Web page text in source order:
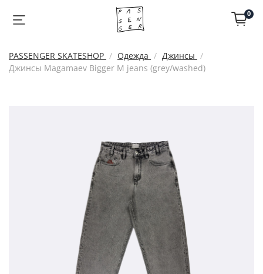
0
PASSENGER SKATESHOP Одежда
Джинсы
Джинсы Magamaev Bigger M jeans (grey/washed)